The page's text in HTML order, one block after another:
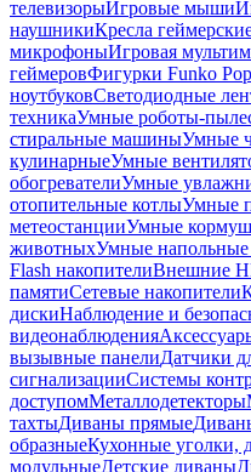
телевизорыИгровые мыши
наушникиКресла
микрофоныИгровая
геймеровФигурки Funko Pop
ноутбуковСветодиодные
техникаУмные роботы-
стиральные машиныУмные
кулинарныеУмные
обогревателиУмные
отопительные котлыУмные
метеостанцииУмные
животныхУмные напольные
Flash накопителиВнешние
памятиСетевые накопители
дискиНаблюдение и
видеонаблюдения
вызывные панелиДатчики
сигнализацииСистемы
доступомМеталлодетекторы
тахтыДиваны прямые
образныеКухонные уголки,
модульныеДетские диваны